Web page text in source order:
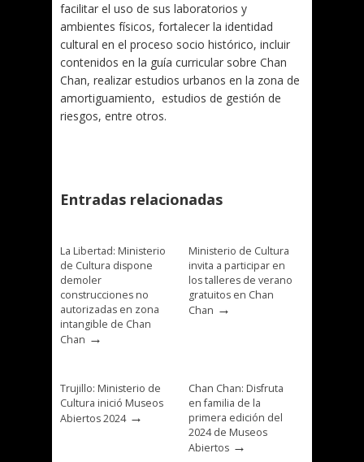
facilitar el uso de sus laboratorios y
ambientes físicos, fortalecer la identidad
cultural en el proceso socio histórico, incluir
contenidos en la guía curricular sobre Chan
Chan, realizar estudios urbanos en la zona de
amortiguamiento, estudios de gestión de
riesgos, entre otros.
Entradas relacionadas
La Libertad: Ministerio
de Cultura dispone
demoler
construcciones no
autorizadas en zona
intangible de Chan
Chan →
Ministerio de Cultura
invita a participar en
los talleres de verano
gratuitos en Chan
Chan →
Trujillo: Ministerio de
Cultura inició Museos
Abiertos 2024→
Chan Chan: Disfruta
en familia de la
primera edición del
2024 de Museos
Abiertos →